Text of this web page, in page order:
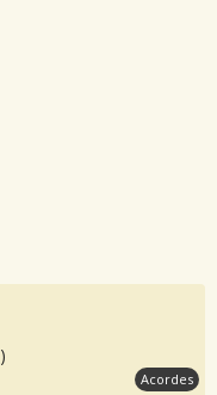
)
Acordes